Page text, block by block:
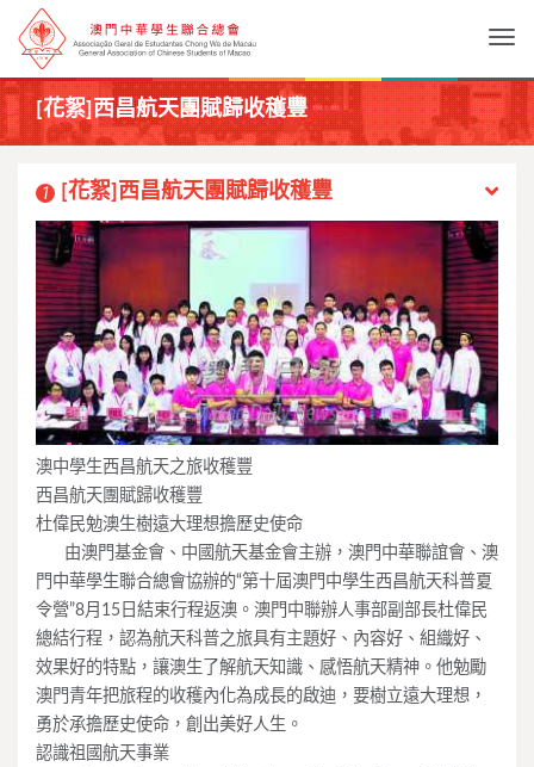
[花絮]西昌航天團賦歸收穫豐
1 [花絮]西昌航天團賦歸收穫豐
澳中學生西昌航天之旅收穫豐
西昌航天團賦歸收穫豐
杜偉民勉澳生樹遠大理想擔歷史使命
由澳門基金會、中國航天基金會主辦，澳門中華聯誼會、澳
門中華學生聯合總會協辦的“第十屆澳門中學生西昌航天科普夏
令營”8月15日結束行程返澳。澳門中聯辦人事部副部長杜偉民
總結行程，認為航天科普之旅具有主題好、內容好、組織好、
效果好的特點，讓澳生了解航天知識、感悟航天精神。他勉勵
澳門青年把旅程的收穫內化為成長的啟迪，要樹立遠大理想，
勇於承擔歷史使命，創出美好人生。
認識祖國航天事業